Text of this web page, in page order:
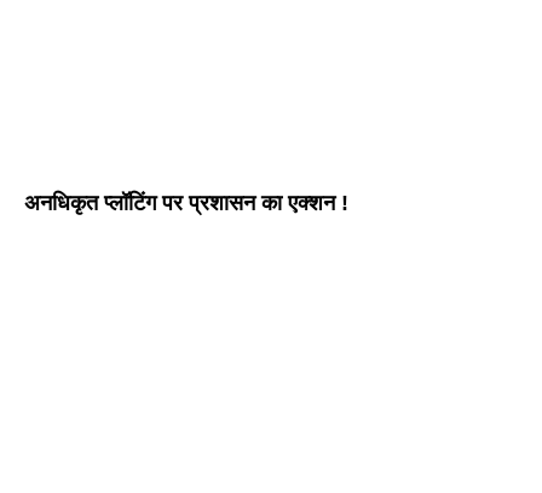
अनधिकृत प्लॉटिंग पर प्रशासन का एक्शन !